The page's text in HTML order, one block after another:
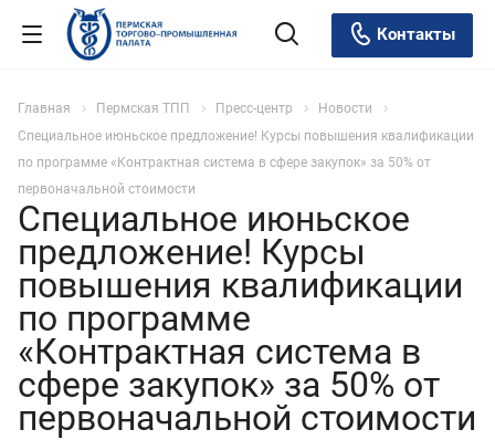
Контакты
Главная Пермская ТПП Пресс-центр
Новости
Специальное июньское предложение! Курсы повышения квалификации
по программе «Контрактная система в сфере закупок» за 50% от
первоначальной стоимости
Специальное июньское
предложение! Курсы
повышения квалификации
по программе
«Контрактная система в
сфере закупок» за 50% от
первоначальной стоимости